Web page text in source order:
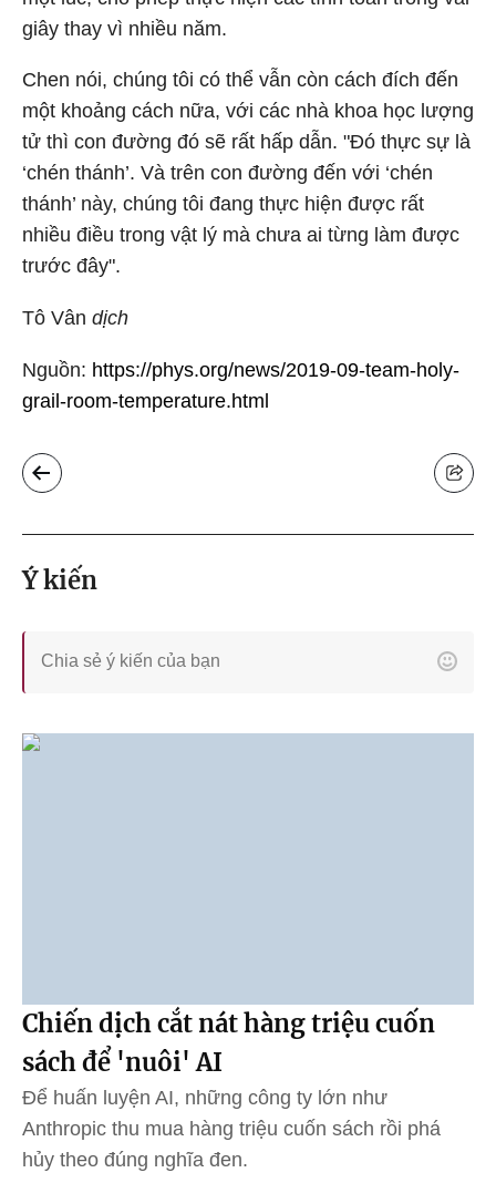
giây thay vì nhiều năm.
Chen nói, chúng tôi có thể vẫn còn cách đích đến
một khoảng cách nữa, với các nhà khoa học lượng
tử thì con đường đó sẽ rất hấp dẫn. "Đó thực sự là
‘chén thánh’. Và trên con đường đến với ‘chén
thánh’ này, chúng tôi đang thực hiện được rất
nhiều điều trong vật lý mà chưa ai từng làm được
trước đây".
Tô Vân dịch
Nguồn: https://phys.org/news/2019-09-team-holy-
grail-room-temperature.html
Ý kiến
Chiến dịch cắt nát hàng triệu cuốn
sách để 'nuôi' AI
Để huấn luyện AI, những công ty lớn như
Anthropic thu mua hàng triệu cuốn sách rồi phá
hủy theo đúng nghĩa đen.